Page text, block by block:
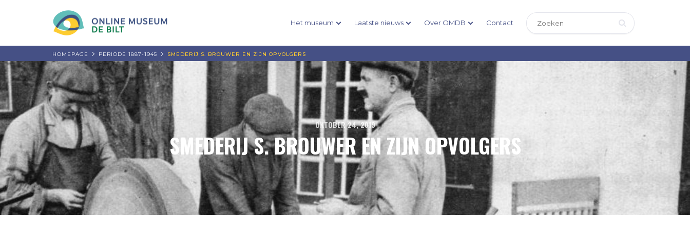
Het museum Laatste nieuws Over OMDB Contact
HOMEPAGE PERIODE 1887-1945 SMEDERIJ S. BROUWER EN ZIJN OPVOLGERS
OKTOBER 24, 2019
SMEDERIJ S. BROUWER EN ZIJN OPVOLGERS